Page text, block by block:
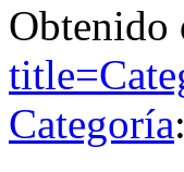
Obtenido
Categoría: